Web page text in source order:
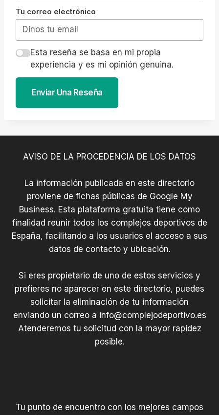
Tu correo electrónico
Esta reseña se basa en mi propia
experiencia y es mi opinión genuina.
Enviar Una Reseña
AVISO DE LA PROCEDENCIA DE LOS DATOS
La información publicada en este directorio
proviene de fichas públicas de Google My
Business. Esta plataforma gratuita tiene como
finalidad reunir todos los complejos deportivos de
España, facilitando a los usuarios el acceso a sus
datos de contacto y ubicación.
Si eres propietario de uno de estos servicios y
prefieres no aparecer en este directorio, puedes
solicitar la eliminación de tu información
enviando un correo a info@complejodeportivo.es
Atenderemos tu solicitud con la mayor rapidez
posible.
Tu punto de encuentro con los mejores campos